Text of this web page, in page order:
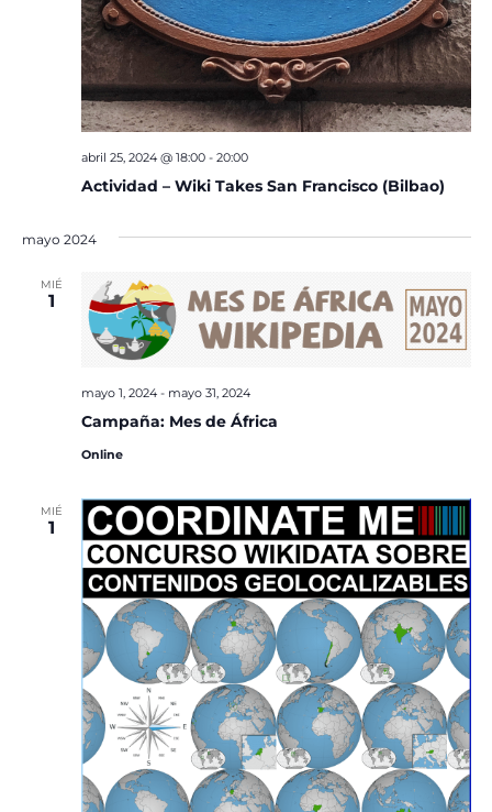
Actividad – Wiki Takes San Francisco (Bilbao)
abril 25, 2024 @ 18:00- 20:00
mayo 2024
MIÉ
1
Campaña: Mes de África
mayo 1, 2024- mayo 31, 2024
Online
MIÉ
1